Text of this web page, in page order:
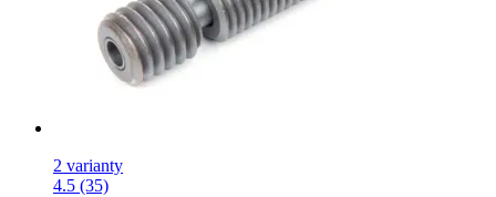
2 varianty
4.5 (35)